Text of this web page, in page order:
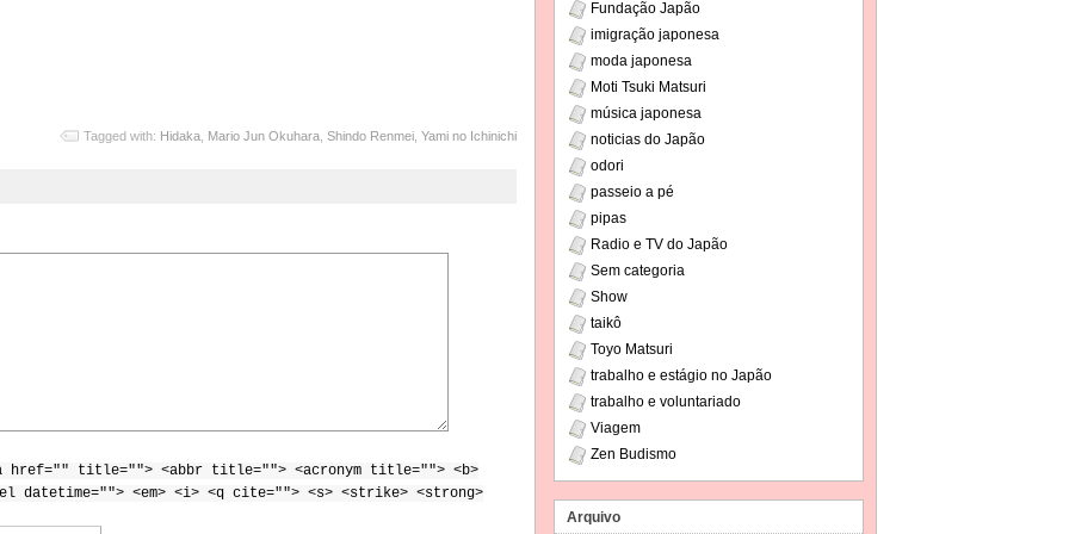
Tagged with: Hidaka Mario Jun Okuhara Shindo Renmei Yami no Ichinichi
href="" title=""> <abbr title=""> <acronym title=""> <b>
datetime=""> <em> <i> <q cite=""> <s> <strike> <strong>
Fundação Japão
imigração japonesa
moda japonesa
Moti Tsuki Matsuri
música japonesa
noticias do Japão
odori
passeio a pé
pipas
Radio e TV do Japão
Sem categoria
Show
taikô
Toyo Matsuri
trabalho e estágio no Japão
trabalho e voluntariado
Viagem
Zen Budismo
Arquivo